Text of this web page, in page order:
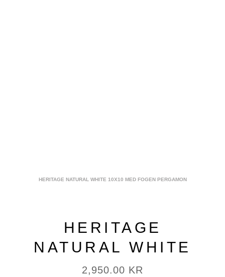
HERITAGE NATURAL WHITE 10X10 MED FOGEN PERGAMON
HERITAGE
NATURAL WHITE
2,950.00 KR